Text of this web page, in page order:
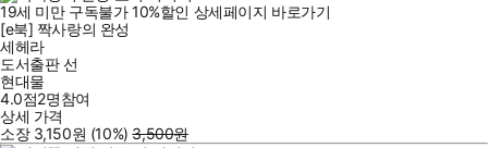
19세 미만 구독불가 10%할인 상세페이지 바로가기
[e북] 짝사랑의 완성
세헤라
도서출판 선
현대물
4.0점2명참여
상세 가격
소장 3,150원 (10%) 3,500원